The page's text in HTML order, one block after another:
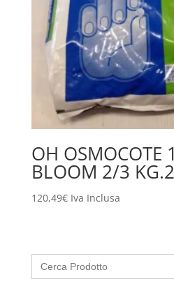
OH OSMOCOTE
BLOOM 2/3
120,49€ Iva Inclusa
Search
for: